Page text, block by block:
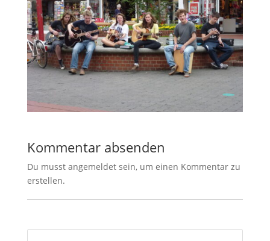
Kommentar absenden
Du musst angemeldet sein, um einen Kommentar zu
erstellen.